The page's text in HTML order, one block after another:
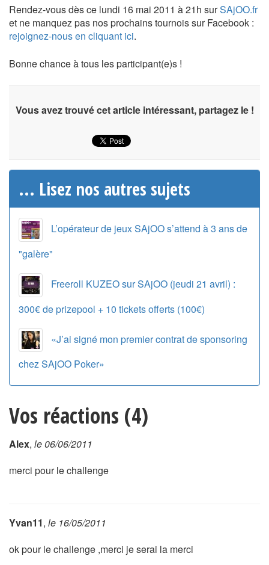
Rendez-vous dès ce lundi 16 mai 2011 à 21h surSAjOO.fr
et ne manquez pas nos prochains tournois sur Facebook :
rejoignez-nous en cliquant ici.
Bonne chance à tous les participant(e)s !
Vous avez trouvé cet article intéressant, partagez le !
... Lisez nos autres sujets
L’opérateur de jeux SAjOO s’attend à 3 ans de
"galère"
Freeroll KUZEO sur SAjOO (jeudi 21 avril) :
300€ de prizepool + 10 tickets offerts (100€)
«J’ai signé mon premier contrat de sponsoring
chez SAjOO Poker»
Vos réactions (4)
Alex, le 06/06/2011
merci pour le challenge
Yvan11, le 16/05/2011
ok pour le challenge ,merci je serai la merci